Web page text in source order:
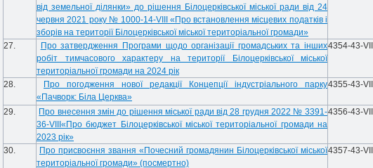
від земельної ділянки» до рішення Білоцерківської міської ради від 24
червня 2021 року № 1000-14-VIII «Про встановлення місцевих податків i
зборів на території Білоцерківської міської територіальної громади»
27.
Про затвердження Програми щодо організації громадських та інших
робіт тимчасового характеру на території Білоцерківської міської
територіальної громади на 2024 рік
4354-43-VIII
28.
Про погодження нової редакції Концепції індустріального парку
«Пачворк: Біла Церква»
4355-43-VIII
29.
Про внесення змін до рішення міської ради від 28 грудня 2022 № 3391-
36-VІІІ«Про бюджет Білоцерківської міської територіальної громади на
2023 рік»
4356-43-VIII
30.
Про присвоєння звання «Почесний громадянин Білоцерківської міської
територіальної громади» (посмертно)
4357-43-VIII